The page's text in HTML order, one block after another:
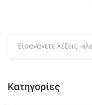
Κατηγορίες